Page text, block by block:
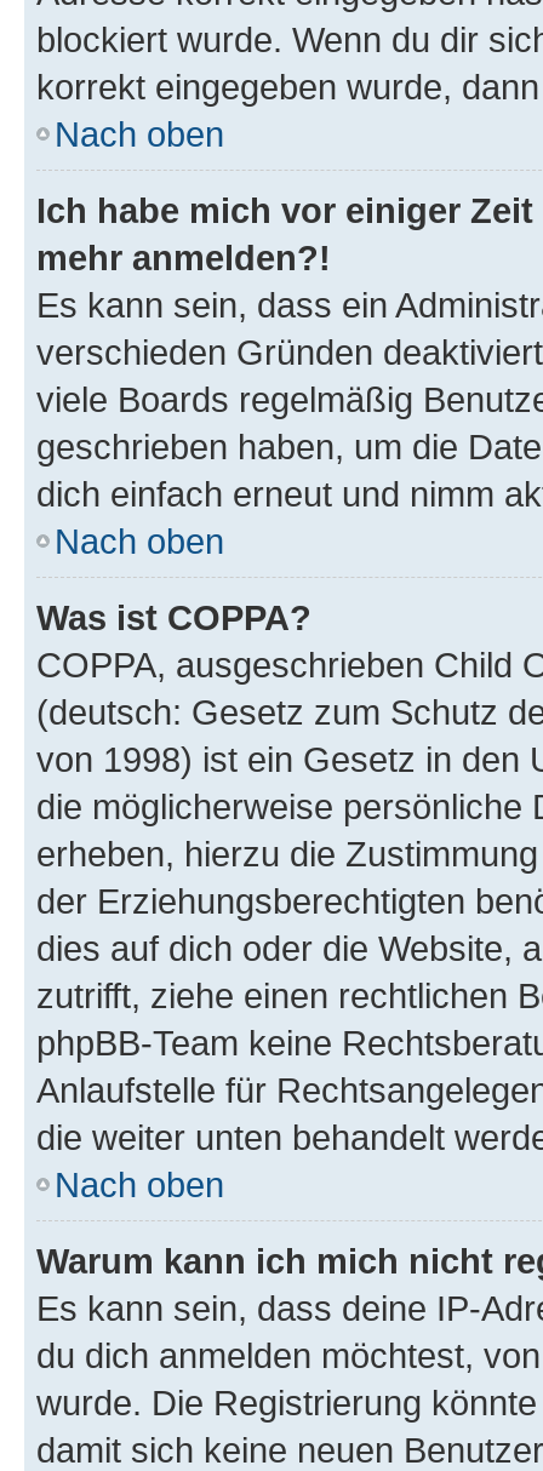
blockiert wurde. Wenn du dir
korrekt eingegeben wurde,
Nach oben
Ich habe mich vor einiger
mehr anmelden?!
Es kann sein, dass ein
verschieden Gründen
viele Boards regelmäßig
geschrieben haben, um die
dich einfach erneut und nimm
Nach oben
Was ist COPPA?
COPPA, ausgeschrieben Child
(deutsch: Gesetz zum Schutz
von 1998) ist ein Gesetz in den
die möglicherweise persönliche
erheben, hierzu die
der Erziehungsberechtigten
dies auf dich oder die Website,
zutrifft, ziehe einen rechtlichen
phpBB-Team keine
Anlaufstelle für
die weiter unten behandelt
Nach oben
Warum kann ich mich nicht
Es kann sein, dass deine IP-
du dich anmelden möchtest,
wurde. Die Registrierung
damit sich keine neuen